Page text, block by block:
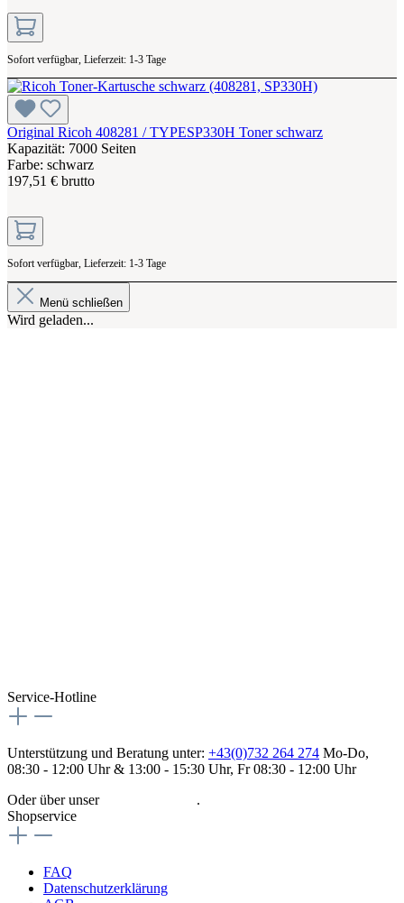
Sofort verfügbar, Lieferzeit: 1-3 Tage
Original Ricoh 408281 / TYPESP330H Toner schwarz
Kapazität: 7000 Seiten
Farbe: schwarz
197,51 € brutto
Sofort verfügbar, Lieferzeit: 1-3 Tage
Menü schließen
Wird geladen...
Service-Hotline
Unterstützung und Beratung unter: +43(0)732 264 274 Mo-Do,
08:30 - 12:00 Uhr & 13:00 - 15:30 Uhr, Fr 08:30 - 12:00 Uhr
Oder über unser
.
Shopservice
FAQ
Datenschutzerklärung